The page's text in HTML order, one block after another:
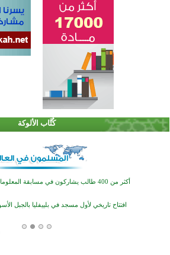
كُتَّاب الألوكة
القرآن والتربية في صدارة البرامج الصيفية للمسلمين في
اختتام الدورة التاسعة لمسابقة حفظ وتلاوة
أكثر من 100 شخص يتعرفون على الإسلام خلال يوم المسجد المفتوح في ميلفيل
اختتام منافسات قرآنية متميزة في بنغلاديش بمشاركة 3000
أكثر من 400 طالب يشاركون في مسابقة المعلومات الإسلامية بأستراليا
افتتاح تاريخي لأول مسجد في بلييفليا بالجبل
منطقة ريبوفسي تحتفل بميلاد مسجد جديد في